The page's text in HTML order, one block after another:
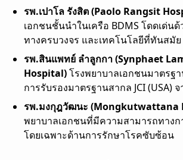
รพ.เปาโล รังสิต(Paolo Rangsit
เอกชนชั้นนำในเครือ BDMS โดดเด่น
ทางครบวงจร และเทคโนโลยีที่ทันสมัย
รพ.สินแพทย์ ลำลูกกา(Synphaet
Hospital)โรงพยาบาลเอกชนมาตรฐ
การรับรองมาตรฐานสากล JCI (USA)
รพ.มงกุฎวัฒนะ (Mongkutwattana
พยาบาลเอกชนที่มีความสามารถทาง
โดยเฉพาะด้านการรักษาโรคซับซ้อน